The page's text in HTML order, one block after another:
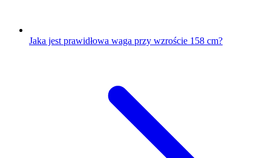
Jaka jest prawidłowa waga przy wzroście 158 cm?